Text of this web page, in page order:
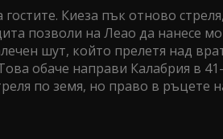
Киеза пък отново
позволи на Леао да нанесе
шут, който прелетя над
обаче направи Калабрия в
по земя, но право в ръцете